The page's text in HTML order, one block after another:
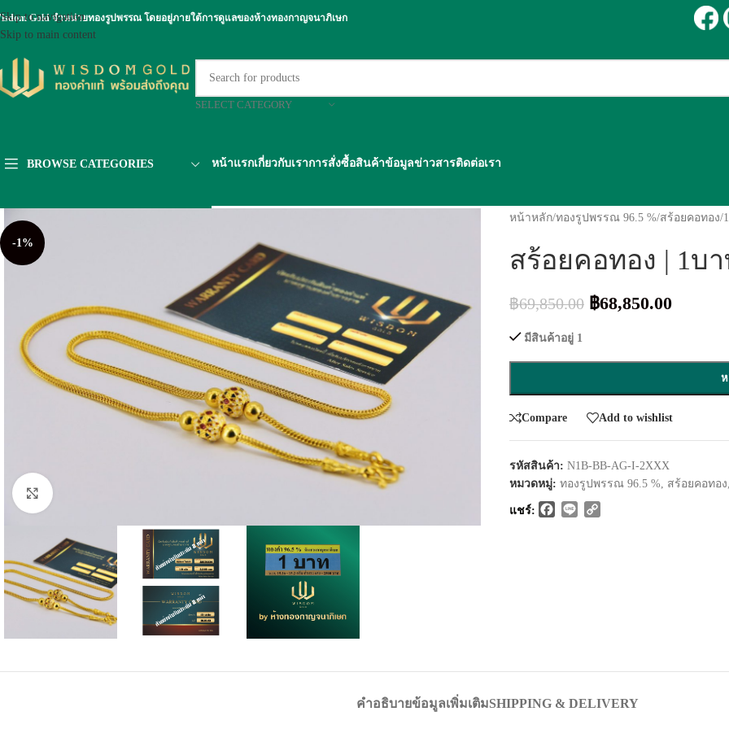
Skip to navigation
Skip to main content
Gold จำหน่ายทองรูปพรรณ โดยอยู่ภายใต้การดูแลของห้างทองกาญจนาภิเษก
SELECT CATEGORY
BROWSE CATEGORIES หน้าแรกเกี่ยวกับเราการสั่งซื้อสินค้าข้อมูลข่าวสารติดต่อเรา
-1%
หน้าหลัก/ทองรูปพรรณ 96.5 %/สร้อยคอทอง/
สร้อยคอทอง | 1บ
฿69,850.00 ฿68,850.00
มีสินค้าอยู่ 1
ห
Compare Add to wishlist
รหัสสินค้า: N1B-BB-AG-I-2XXX
หมวดหมู่: ทองรูปพรรณ 96.5 %, สร้อยคอทอง,
แชร์: Facebook
Line
คำอธิบายข้อมูลเพิ่มเติมSHIPPING & DELIVERY